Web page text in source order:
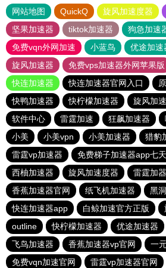
网站地图 QuickQ 旋风加速度器
坚果加速器
tiktok加速器
狗急加速
免费vqn外网加速
小蓝鸟 优途加速
旋风加速器
免费vps加速器外网苹果版
快连加速器
快连加速器官网入口
快鸭加速器
快柠檬加速器 旋风加
软件中心
雷霆加速 狂飙加速器
小美
小美vpn 小美加速器
猎豹
雷霆vp加速器
免费梯子加速器app七天
西柚加速器
旋风加速度器 雷霆加
香蕉加速器官网
纸飞机加速器
黑
快连加速器app
白鲸加速官方正版
outline
快柠檬加速器 优途加速器
飞鸟加速器
香蕉加速器vp官网 一
免费vqn加速官网
雷霆vp加速器官网